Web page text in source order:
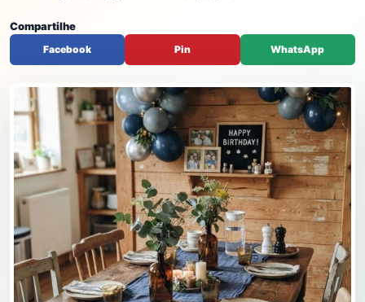
Compartilhe
Facebook Pin WhatsApp